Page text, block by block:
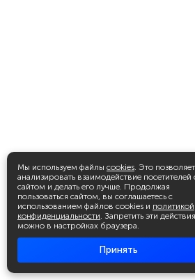
Мы используем файлы cookies. Это
анализировать взаимодействие посетителей
сайтом и делать его лучше. Продолжая
пользоваться сайтом, вы соглашаетесь с
использованием файлов cookies и политикой
конфиденциальности. Запретить эти действия
можно в настройках браузера.
Принять